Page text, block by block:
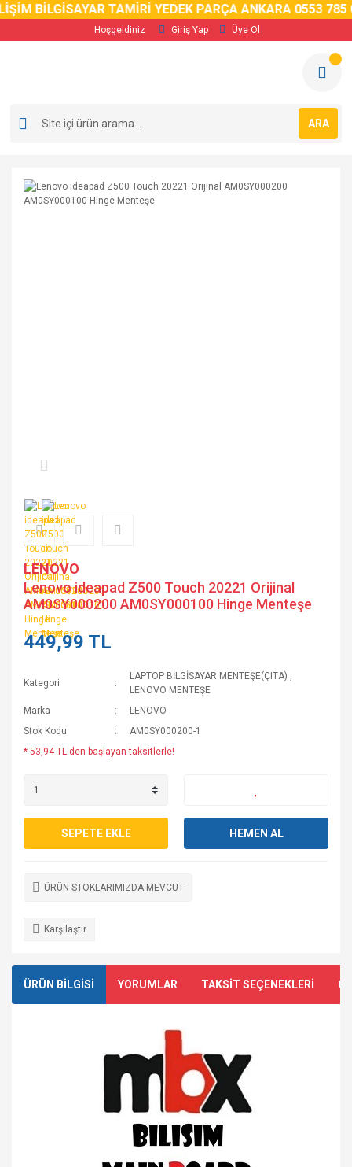
BİLGİSAYAR TAMİRİ YEDEK PARÇA ANKARA 0553 785 02
Hoşgeldiniz Giriş Yap Üye Ol
ARA
LENOVO
Lenovo ideapad Z500 Touch 20221 Orijinal
AM0SY000200 AM0SY000100 Hinge Menteşe
449,99 TL
Kategori
LAPTOP BİLGİSAYAR MENTEŞE(ÇITA) ,
LENOVO MENTEŞE
Marka
LENOVO
Stok Kodu
AM0SY000200-1
* 53,94 TL den başlayan taksitlerle!
SEPETE EKLE HEMEN AL
ÜRÜN STOKLARIMIZDA MEVCUT
Karşılaştır
ÜRÜN BİLGİSİ YORUMLAR TAKSİT SEÇENEKLERİ